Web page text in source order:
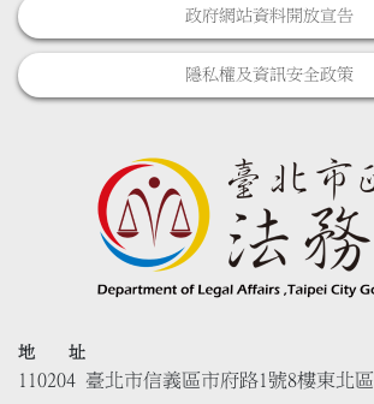
政府網站資料開放宣告
隱私權及資訊安全政策
地 址
110204 臺北市信義區市府路1號8樓東北區